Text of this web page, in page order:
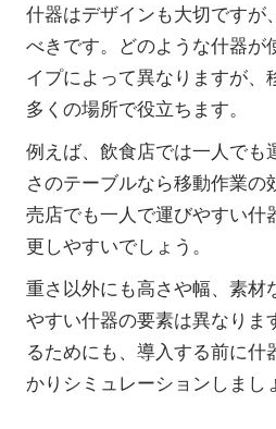
什器はデザインも大切ですが
べきです。どのような什器が
イプによって異なりますが、
多くの場所で役立ちます。
例えば、飲食店では一人でも
さのテーブルなら移動作業の
売店でも一人で運びやすい什
更しやすいでしょう。
重さ以外にも高さや幅、素材
やすい什器の要素は異なりま
るためにも、導入する前に什
かりシミュレーションしまし